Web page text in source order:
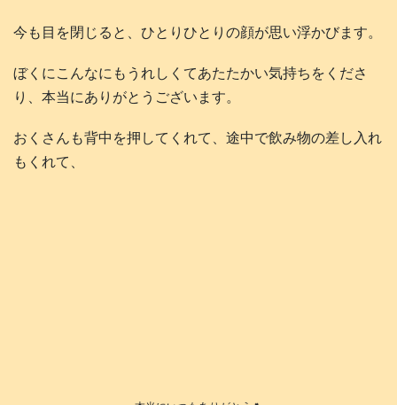
今も目を閉じると、ひとりひとりの顔が思い浮かびます。
ぼくにこんなにもうれしくてあたたかい気持ちをくださ
り、本当にありがとうございます。
おくさんも背中を押してくれて、途中で飲み物の差し入れ
もくれて、